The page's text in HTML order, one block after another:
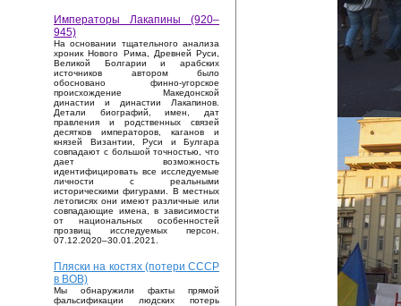
Императоры Лакапины (920–
945)
На основании тщательного анализа
хроник Нового Рима, Древней Руси,
Великой Болгарии и арабских
источников автором было
обосновано финно-угорское
происхождение Македонской
династии и династии Лакапинов.
Детали биографий, имен, дат
правления и родственных связей
десятков императоров, каганов и
князей Византии, Руси и Булгара
совпадают с большой точностью, что
дает возможность
идентифицировать все исследуемые
личности с реальными
историческими фигурами. В местных
летописях они имеют различные или
совпадающие имена, в зависимости
от национальных особенностей
прозвищ исследуемых персон.
07.12.2020–30.01.2021.
Пляски на костях (потери СССР
в ВОВ)
Мы обнаружили факты прямой
фальсификации людских потерь